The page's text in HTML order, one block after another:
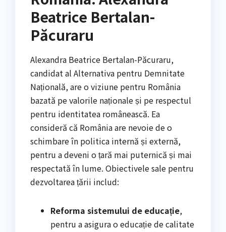
Beatrice Bertalan-
Păcuraru
Alexandra Beatrice Bertalan-Păcuraru,
candidat al Alternativa pentru Demnitate
Națională, are o viziune pentru România
bazată pe valorile naționale și pe respectul
pentru identitatea românească. Ea
consideră că România are nevoie de o
schimbare în politica internă și externă,
pentru a deveni o țară mai puternică și mai
respectată în lume. Obiectivele sale pentru
dezvoltarea țării includ:
Reforma sistemului de educație,
pentru a asigura o educație de calitate